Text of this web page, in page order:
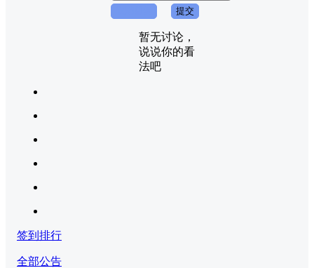
提交
暂无讨论，
说说你的看
法吧
签到排行
全部公告